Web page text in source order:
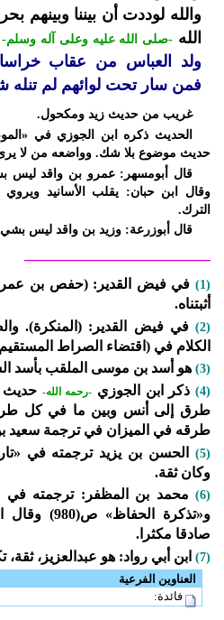
والله لوددت أن بيننا
الله -صلى الله عليه وعلى آله وسلم-
ولد العباس من عقاب
فمن سار تحت لوائهم لم تنله
غريب من حديث زيد ومكحول.
حديث موضوع بلا شك. وواضعه من لا يرى
قال أبومسهر: عمرو بن واقد ليس
وقال ابن حبان: يقلب الأسانيد ويروي
الترك.
قال أبوزرعة: وزيد بن واقد ليس
(1)
في فيض القدير: (حفص بن
أثبتناه.
(2)
في فيض القدير: (المنكرة).
الكلام في (اقتضاء الصراط المستقيم)
(3) هو أسد بن موسى الملقب بأسد
(4) ذكر ابن الجوزي -رحمه الله- حديث
طرق إلى أنس وبين ما في كل
طرقه في الميزان في ترجمة سعيد
(5)
وكان ثقة.
(6)
و«تذكرة
صادقا مكثرا.
(7) ابن أبي رواد: هو عبدالعزيز،
العناوين الفرعية
فائدة: